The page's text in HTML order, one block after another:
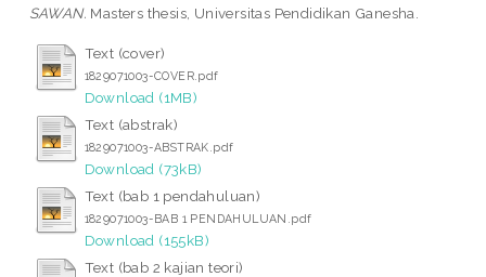
SAWAN. Masters thesis, Universitas Pendidikan Ganesha.
Text (cover)
1829071003-COVER.pdf
Download (1MB)
Text (abstrak)
1829071003-ABSTRAK.pdf
Download (73kB)
Text (bab 1 pendahuluan)
1829071003-BAB 1 PENDAHULUAN.pdf
Download (155kB)
Text (bab 2 kajian teori)